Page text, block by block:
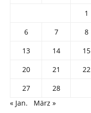
1
6
7 8
13
14 15
20
21 22
27
28
« Jan.
März »